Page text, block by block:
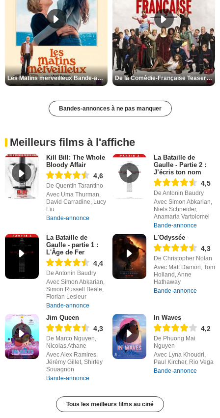
Les Matins merveilleux Bande-annonce VF De la Comédie-Française Teaser VF
Bandes-annonces à ne pas manquer
Meilleurs films à l'affiche
Kill Bill: The Whole
Bloody Affair
4,6
De Quentin Tarantino
Avec Uma Thurman,
David Carradine, Lucy
Liu
Bande-annonce
La Bataille de
Gaulle - Partie 2 :
J’écris ton nom
4,5
De Antonin Baudry
Avec Simon Abkarian,
Niels Schneider,
Anamaria Vartolomei
Bande-annonce
La Bataille de
Gaulle - partie 1 :
L'Âge de Fer
4,4
De Antonin Baudry
Avec Simon Abkarian,
Simon Russell Beale,
Florian Lesieur
Bande-annonce
L'Odyssée
4,3
De Christopher Nolan
Avec Matt Damon, Tom
Holland, Anne
Hathaway
Bande-annonce
Jim Queen
4,3
De Marco Nguyen,
Nicolas Athane
Avec Alex Ramires,
Jérémy Gillet, Shirley
Souagnon
Bande-annonce
In Waves
4,2
De Phuong Mai
Nguyen
Avec Lyna Khoudri,
Paul Kircher, Rio Vega
Bande-annonce
Tous les meilleurs films au ciné